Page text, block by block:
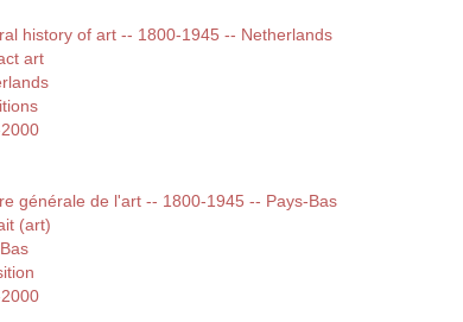
history of art -- 1800-1945 -- Netherlands
art
générale de l'art -- 1800-1945 -- Pays-Bas
(art)